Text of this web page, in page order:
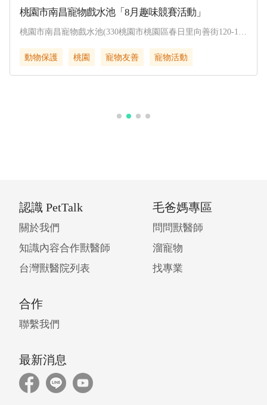
桃園市南昌寵物戲水池「8月趣味競賽活動」
桃園市南昌寵物戲水池(330桃園市桃園區春日里向善街120-1
動物保護
桃園 寵物友善 寵物活動
認識 PetTalk
關於我們
知識內容合作獸醫師
台灣獸醫院列表
毛爸媽專區
問問獸醫師
溜寵物
找專業
合作
聯繫我們
最新消息